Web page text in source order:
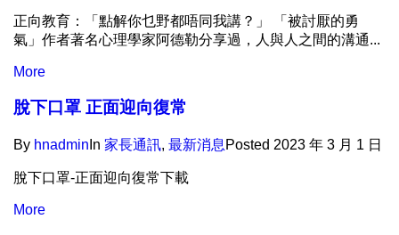
正向教育：「點解你乜野都唔同我講？」 「被討厭的勇
氣」作者著名心理學家阿德勒分享過，人與人之間的溝通...
More
脫下口罩 正面迎向復常
By hnadmin In 家長通訊​, 最新消息 Posted 2023 年 3 月 1 日
脫下口罩-正面迎向復常下載
More